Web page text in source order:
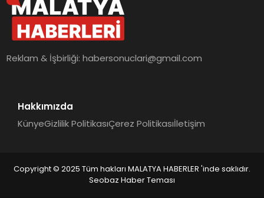
Reklam & İşbirliği:habersonuclari@gmail.com
Hakkımızda
KünyeGizlilik PolitikasıÇerez Politikasıİletişim
Copyright © 2025 Tüm hakları MALATYA HABERLER 'inde saklıdır.
Seobaz Haber Teması